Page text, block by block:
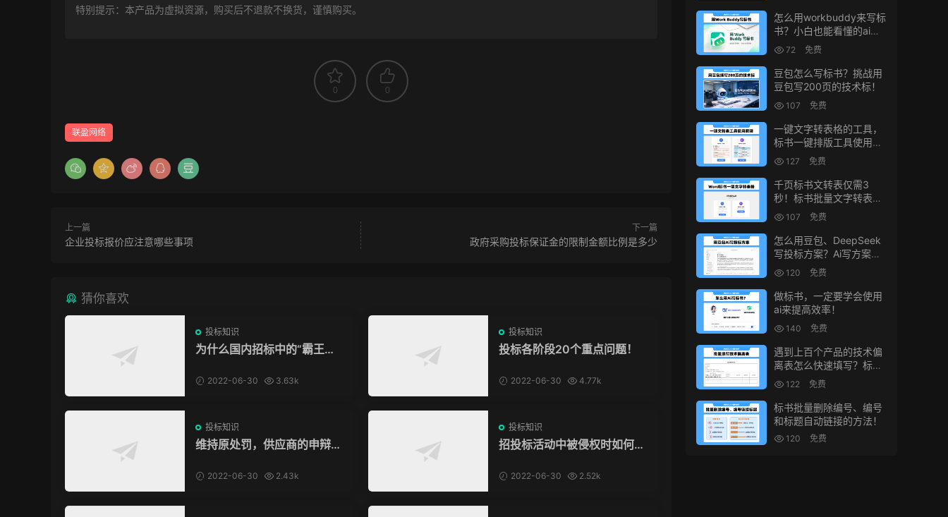
特别提示：本产品为虚拟资源，购买后不退款不换货，谨慎购买。
0 0
联盈网络
上一篇
企业投标报价应注意哪些事项
下一篇
政府采购投标保证金的限制金额比例是多少
猜你喜欢
投标知识
为什么国内招标中的“霸王条
2022-06-30 3.63k
投标知识
投标各阶段20个重点问题！
2022-06-30 4.77k
投标知识
维持原处罚，供应商的申辩被
2022-06-30 2.43k
投标知识
招投标活动中被侵权时如何维
2022-06-30 2.52k
怎么用workbuddy来写标
书？小白也能看懂的ai标
书写作方法！
72 免费
豆包怎么写标书？挑战用
豆包写200页的技术标！
107 免费
一键文字转表格的工具，
标书一键排版工具使用教
程 127 免费
千页标书文转表仅需3
秒！标书批量文字转表格
的小工具！
107 免费
怎么用豆包、DeepSeek
写投标方案？Ai写方案的
小技巧
120 免费
做标书，一定要学会使用
ai来提高效率！
140 免费
遇到上百个产品的技术偏
离表怎么快速填写？标书
制作技巧！
122 免费
标书批量删除编号、编号
和标题自动链接的方法！
120 免费